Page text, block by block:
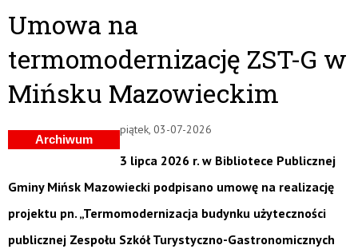
Umowa na
termomodernizację ZST-G w
Mińsku Mazowieckim
Archiwum
piątek, 03-07-2026
3 lipca 2026 r. w Bibliotece Publicznej
Gminy Mińsk Mazowiecki podpisano umowę na realizację
projektu pn. „Termomodernizacja budynku użyteczności
publicznej Zespołu Szkół Turystyczno-Gastronomicznych